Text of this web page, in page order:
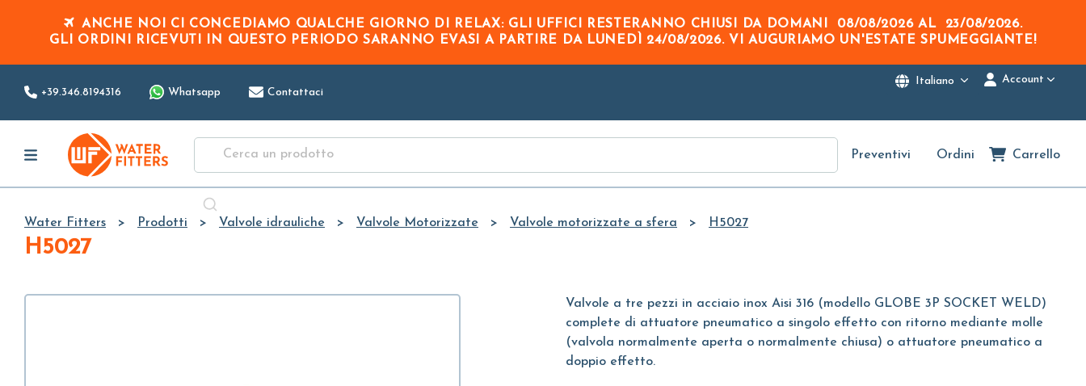
Main
Content
ANCHE NOI CI CONCEDIAMO QUALCHE GIORNO DI RELAX: GLI UFFICI RESTERANNO CHIUSI DA DOMANI 08/08/2026AL 23/08/2026.
GLI ORDINI RICEVUTI IN QUESTO PERIODOSARANNO EVASI A PARTIRE DA LUNEDÌ 24/08/2026. VI AUGURIAMO UN'ESTATE SPUMEGGIANTE!
+39.346.8194316 Whatsapp Contattaci
Italiano Account
Preventivi Ordini Carrello
Water Fitters Prodotti Valvole idrauliche Valvole Motorizzate Valvole motorizzate a sfera H5027
H5027
Valvole a tre pezzi in acciaio inox Aisi 316 (modello GLOBE 3P SOCKET WELD)
complete di attuatore pneumatico a singolo effetto con ritorno mediante molle
(valvola normalmente aperta o normalmente chiusa) o attuatore pneumatico a
doppio effetto.